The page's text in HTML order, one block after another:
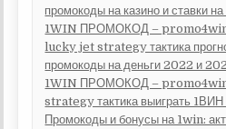
промокоды на казино и ставки на
1WIN ПРОМОКОД – promo4win
lucky jet strategy тактика
промокоды на деньги 2022 и
1WIN ПРОМОКОД –
strategy тактика выиграть 1ВИН
Промокоды и бонусы на 1win: